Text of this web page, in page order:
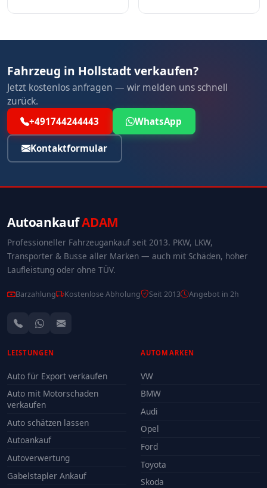
Fahrzeug in Hollstadt verkaufen?
Jetzt kostenlos anfragen — wir melden uns schnell
zurück.
+491744244443 WhatsApp
Kontaktformular
AutoankaufADAM
Professioneller Fahrzeugankauf seit 2013. PKW, LKW,
Transporter & Busse aller Marken — auch mit Schäden, hoher
Laufleistung oder ohne TÜV.
Barzahlung Kostenlose Abholung Seit 2013 Angebot in 2h
LEISTUNGEN
Auto für Export verkaufen
Auto mit Motorschaden
verkaufen
Auto schätzen lassen
Autoankauf
Autoverwertung
Gabelstapler Ankauf
AUTOMARKEN
VW
BMW
Audi
Opel
Ford
Toyota
Skoda